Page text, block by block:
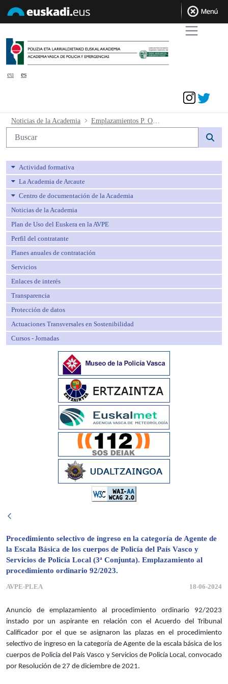
eu
es
Emplazamientos P. O. 92/2023 31
Noticias de la Academia
Búsqueda web
Actividad formativa
La Academia de Arcaute
Centro de documentación de la Academia
Noticias de la Academia
Plan de Uso del Euskera en la AVPE
Perfil del contratante
Planes anuales de contratación
Servicios
Enlaces de interés
Transparencia
Protección de datos
Actuaciones Transversales en Sostenibilidad
Cursos - Jornadas
Procedimiento selectivo de ingreso en la categoría de Agente de
la Escala Básica de los cuerpos de Policía del País Vasco y
Servicios de Policía Local (3ª Conjunta). Emplazamiento al
procedimiento ordinario 92/2023.
AVPE-PLEA 18-06-2024
Anuncio de emplazamiento al procedimiento ordinario 92/2023
instado por un aspirante en relación con el Acuerdo del Tribunal
Calificador por el que se asignaron las plazas en el procedimiento
selectivo de ingreso en la categoría de Agente de la escala básica de los
cuerpos de Policía del País Vasco y Servicios de Policía Local, convocado
por Resolución de 27 de diciembre de 2021.